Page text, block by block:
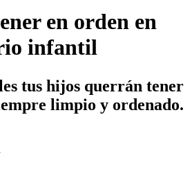
en orden en
infantil
tus hijos querrán tener
limpio y ordenado.